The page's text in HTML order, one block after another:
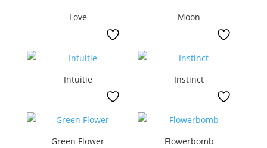
Love Moon
Intuitie Instinct
Green Flower Flowerbomb